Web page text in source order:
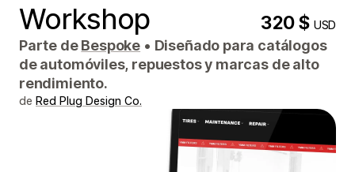
Workshop 320 $USD
Parte deBespoke • Diseñado para catálogos
de automóviles, repuestos y marcas de alto
rendimiento.
de Red Plug Design Co.